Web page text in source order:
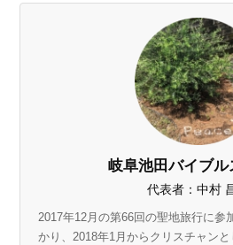
岐阜池田バイブル
代表者：中村
2017年12月の第66回の聖地旅行に参
かり、2018年1月からクリスチャン